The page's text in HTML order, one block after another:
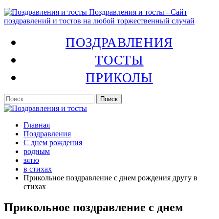
Поздравления и тосты - Сайт
поздравлений и тостов на любой торжественный случай
ПОЗДРАВЛЕНИЯ
ТОСТЫ
ПРИКОЛЫ
Главная
Поздравления
С днем рождения
родным
зятю
в стихах
Прикольное поздравление с днем рождения другу в
стихах
Прикольное поздравление с днем